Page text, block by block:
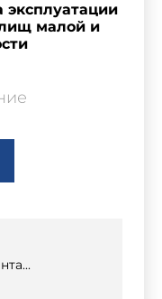
малой и